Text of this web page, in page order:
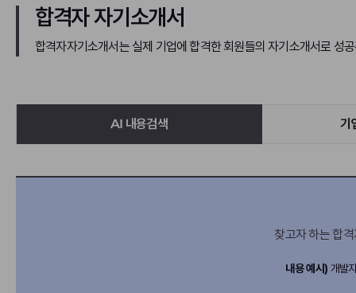
합격자 자기소개서
합격자자기소개서는 실제 기업에 합격한 회원들의 자기소개서로 성
AI 내용검색 기
찾고자 하는 합
내용 예시) 개발